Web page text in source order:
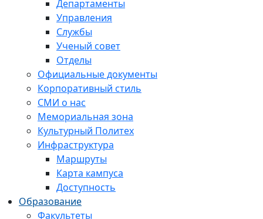
Департаменты
Управления
Службы
Ученый совет
Отделы
Официальные документы
Корпоративный стиль
СМИ о нас
Мемориальная зона
Культурный Политех
Инфраструктура
Маршруты
Карта кампуса
Доступность
Образование
Факультеты